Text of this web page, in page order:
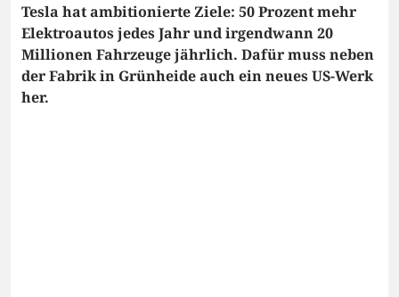
Tesla hat ambitionierte Ziele: 50 Prozent mehr
Elektroautos jedes Jahr und irgendwann 20
Millionen Fahrzeuge jährlich. Dafür muss neben
der Fabrik in Grünheide auch ein neues US-Werk
her.